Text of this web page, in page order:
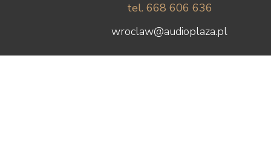
tel. 668 606 636
wroclaw@audioplaza.pl